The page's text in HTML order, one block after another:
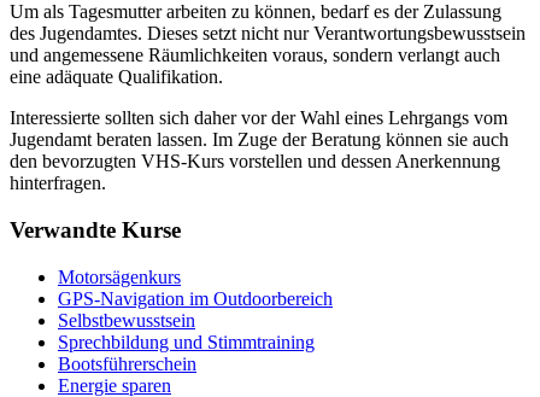
Um als Tagesmutter arbeiten zu können, bedarf es der Zulassung
des Jugendamtes. Dieses setzt nicht nur Verantwortungsbewusstsein
und angemessene Räumlichkeiten voraus, sondern verlangt auch
eine adäquate Qualifikation.
Interessierte sollten sich daher vor der Wahl eines Lehrgangs vom
Jugendamt beraten lassen. Im Zuge der Beratung können sie auch
den bevorzugten VHS-Kurs vorstellen und dessen Anerkennung
hinterfragen.
Verwandte Kurse
Motorsägenkurs
GPS-Navigation im Outdoorbereich
Selbstbewusstsein
Sprechbildung und Stimmtraining
Bootsführerschein
Energie sparen